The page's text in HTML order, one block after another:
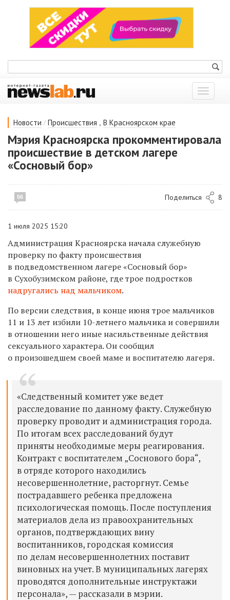
Показать
меню
Новости / Происшествия , В Красноярском крае
Мэрия Красноярска прокомментировала
происшествие в детском лагере
«Сосновый бор»
56 Поделиться 8
1 июля 2025 15:20
Администрация Красноярска начала служебную
проверку по факту происшествия
в подведомственном лагере«Сосновый бор»
в Сухобузимском районе, где трое подростков
надругались над мальчиком.
По версии следствия, в конце июня трое мальчиков
11 и 13 лет избили 10-летнего мальчика и совершили
в отношении него иные насильственные действия
сексуального характера. Он сообщил
о произошедшем своей маме и воспитателю лагеря.
«Следственный комитет уже ведет
расследование по данному факту. Служебную
проверку проводит и администрация города.
По итогам всех расследований будут
приняты необходимые меры реагирования.
Контракт с воспитателем „Соснового бора“,
в отряде которого находились
несовершеннолетние, расторгнут. Семье
пострадавшего ребенка предложена
психологическая помощь. После поступления
материалов дела из правоохранительных
органов, подтверждающих вину
воспитанников, городская комиссия
по делам несовершеннолетних поставит
виновных на учет. В муниципальных лагерях
проводятся дополнительные инструктажи
персонала», — рассказали в мэрии.